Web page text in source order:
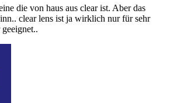
die von haus aus clear ist. Aber das
clear lens ist ja wirklich nur für sehr